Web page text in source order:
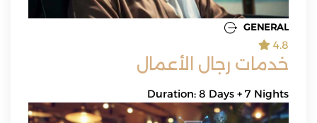
GENERAL
4.8
خدمات رجال الأعمال
Duration: 8 Days + 7 Nights